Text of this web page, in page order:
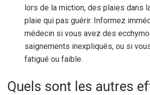
lors de la miction, des plaies dans
plaie qui pas guérir. Informez
médecin si vous avez des
saignements inexpliqués, ou si
fatigué ou faible.
Quels sont les autres